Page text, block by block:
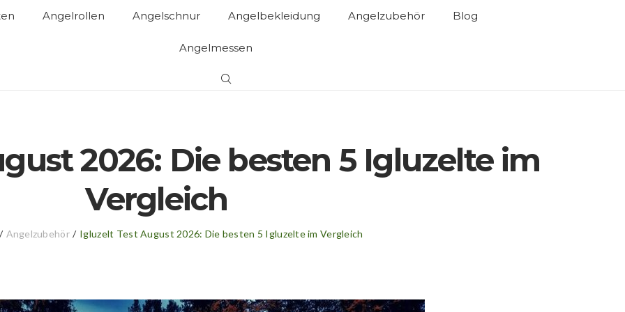
Angelrollen Angelschnur Angelbekleidung Angelzubehör Blog
Angelmessen
2026: Die besten 5 Igluzelte im
Vergleich
/ Angelzubehör / Igluzelt Test August 2026: Die besten 5 Igluzelte im Vergleich